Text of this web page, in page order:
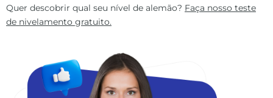
Quer descobrir qual seu nível de alemão? Faça nosso teste
de nivelamento gratuito.